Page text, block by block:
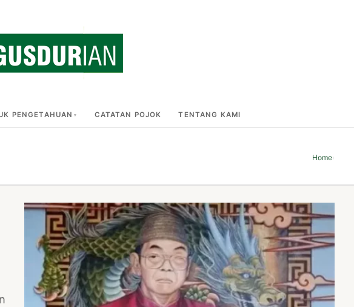
PENGETAHUAN CATATAN POJOK TENTANG KAMI
Home›